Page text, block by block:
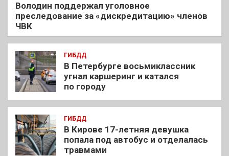
Володин поддержал уголовное
преследование за «дискредитацию» членов
ЧВК
ГИБДД
В Петербурге восьмиклассник
угнал каршеринг и катался
по городу
ГИБДД
В Кирове 17-летняя девушка
попала под автобус и отделалась
травмами